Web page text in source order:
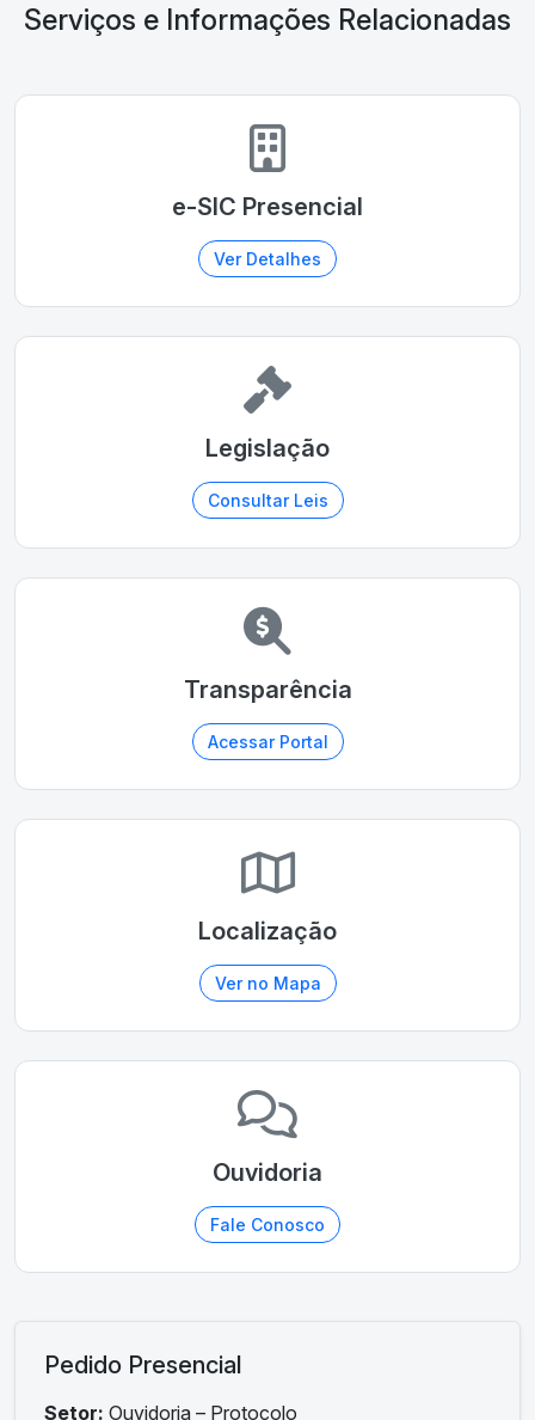
Serviços e Informações Relacionadas
e-SIC Presencial
Ver Detalhes
Legislação
Consultar Leis
Transparência
Acessar Portal
Localização
Ver no Mapa
Ouvidoria
Fale Conosco
Pedido Presencial
Setor: Ouvidoria – Protocolo